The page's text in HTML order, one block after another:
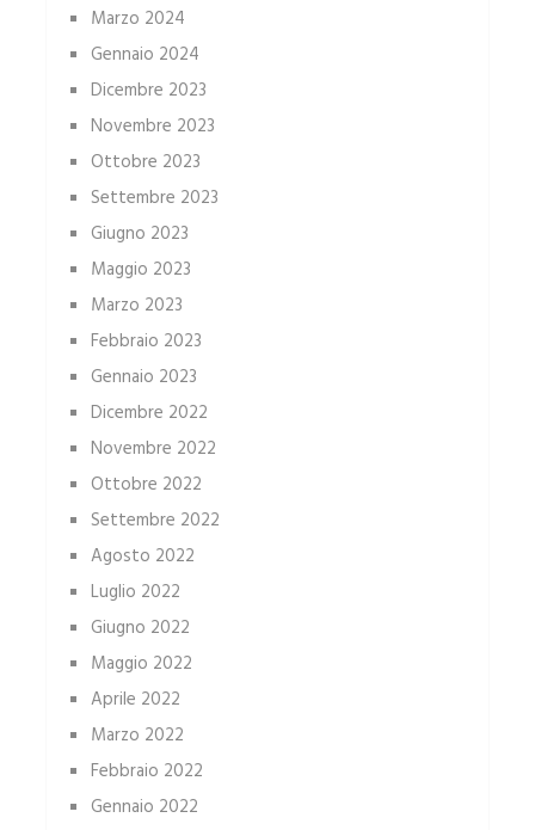
Marzo 2024
Gennaio 2024
Dicembre 2023
Novembre 2023
Ottobre 2023
Settembre 2023
Giugno 2023
Maggio 2023
Marzo 2023
Febbraio 2023
Gennaio 2023
Dicembre 2022
Novembre 2022
Ottobre 2022
Settembre 2022
Agosto 2022
Luglio 2022
Giugno 2022
Maggio 2022
Aprile 2022
Marzo 2022
Febbraio 2022
Gennaio 2022